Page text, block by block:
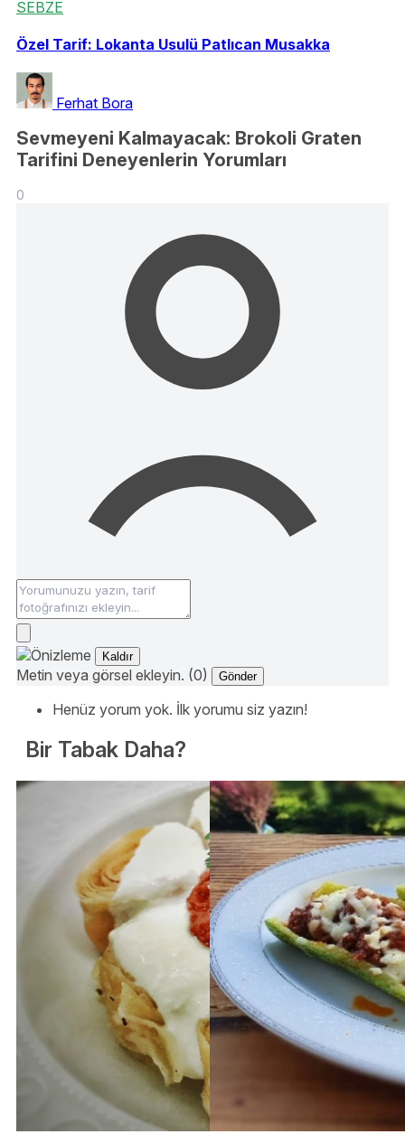
SEBZE
Özel Tarif: Lokanta Usulü Patlıcan Musakka
Ferhat Bora
Sevmeyeni Kalmayacak: Brokoli Graten
Tarifini Deneyenlerin Yorumları
0
Kaldır
Metin veya görsel ekleyin. (0) Gönder
Henüz yorum yok. İlk yorumu siz yazın!
Bir Tabak Daha?